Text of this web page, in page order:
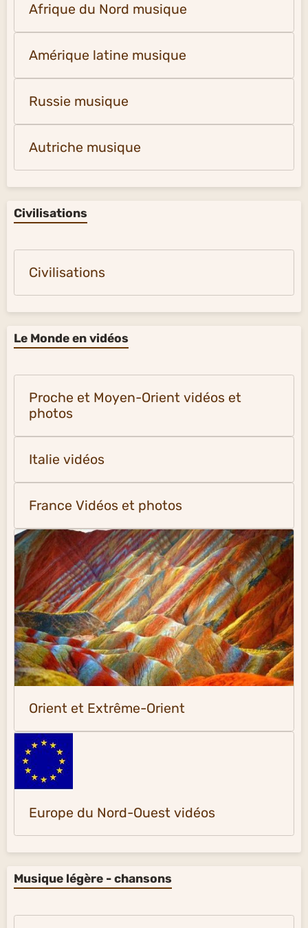
Afrique du Nord musique
Amérique latine musique
Russie musique
Autriche musique
Civilisations
Civilisations
Le Monde en vidéos
Proche et Moyen-Orient vidéos et
photos
Italie vidéos
France Vidéos et photos
Orient et Extrême-Orient
Europe du Nord-Ouest vidéos
Musique légère - chansons